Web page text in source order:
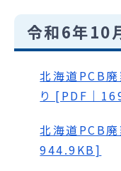
令和6年10
北海道PCB
り [PDF｜
北海道PCB
944.9KB]